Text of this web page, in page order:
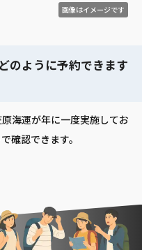
画像はイメージです
のように予約できます
海運が年に一度実施してお
確認できます。